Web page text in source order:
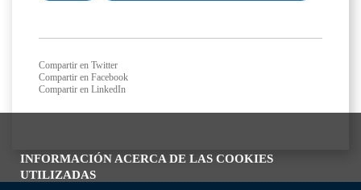
INFORMACIÓN ACERCA DE LAS COOKIES
UTILIZADAS
Compartir en Twitter
Compartir en Facebook
Compartir en LinkedIn